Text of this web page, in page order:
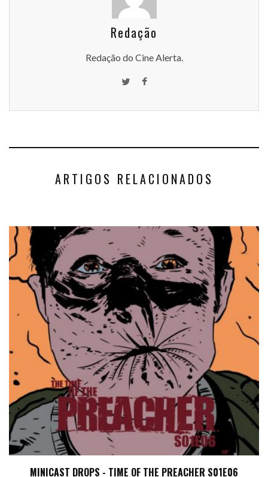
Redação
Redação do Cine Alerta.
ARTIGOS RELACIONADOS
MINICAST DROPS - TIME OF THE PREACHER S01E06